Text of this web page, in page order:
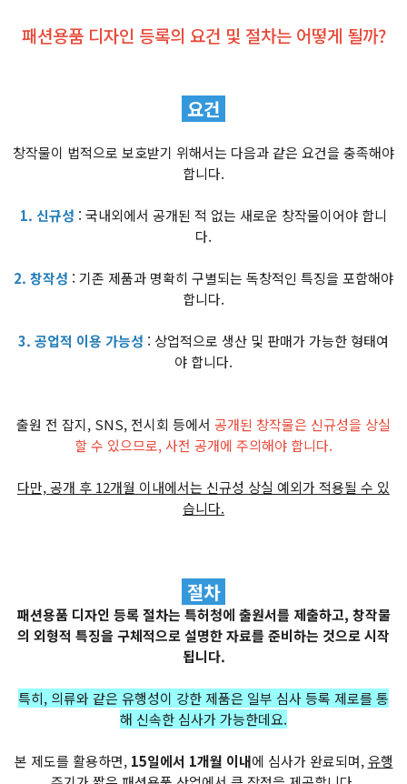
패션용품 디자인 등록의 요건 및 절차는 어떻게 될까?
요건
창작물이 법적으로 보호받기 위해서는 다음과 같은 요건을 충족해야
합니다.
1. 신규성 : 국내외에서 공개된 적 없는 새로운 창작물이어야 합니
다.
2. 창작성 : 기존 제품과 명확히 구별되는 독창적인 특징을 포함해야
합니다.
3. 공업적 이용 가능성 : 상업적으로 생산 및 판매가 가능한 형태여
야 합니다.
출원 전 잡지, SNS, 전시회 등에서 공개된 창작물은 신규성을 상실
할 수 있으므로, 사전 공개에 주의해야 합니다.
다만, 공개 후 12개월 이내에서는 신규성 상실 예외가 적용될 수 있
습니다.
절차
패션용품 디자인 등록 절차는 특허청에 출원서를 제출하고, 창작물
의 외형적 특징을 구체적으로 설명한 자료를 준비하는 것으로 시작
됩니다.
특히, 의류와 같은 유행성이 강한 제품은 일부 심사 등록 제로를 통
해 신속한 심사가 가능한데요.
본 제도를 활용하면, 15일에서 1개월 이내에 심사가 완료되며,유행